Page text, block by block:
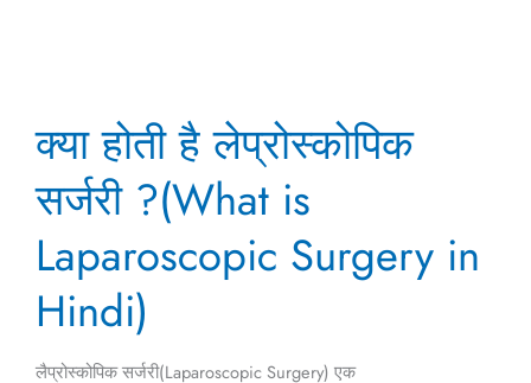
क्या होती है लेप्रोस्कोपिक
सर्जरी ?(What is
Laparoscopic Surgery in
Hindi)
लैप्रोस्कोपिक सर्जरी(Laparoscopic Surgery) एक
होती
लेप्रोस्कोपिक
?
(What
is
Laparoscopic